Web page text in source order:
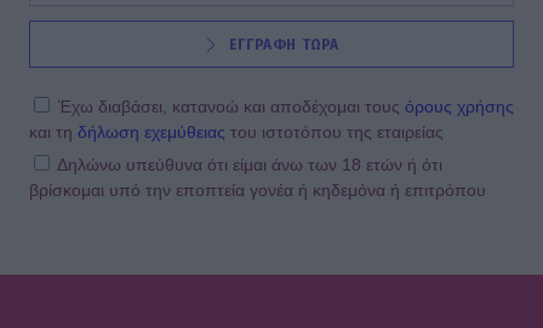
ΕΓΓΡΑΦΗ ΤΩΡΑ
Έχω διαβάσει, κατανοώ και αποδέχομαι τους όρους χρήσης
και τη δήλωση εχεμύθειας του ιστοτόπου της εταιρείας
Δηλώνω υπεύθυνα ότι είμαι άνω των 18 ετών ή ότι
βρίσκομαι υπό την εποπτεία γονέα ή κηδεμόνα ή επιτρόπου